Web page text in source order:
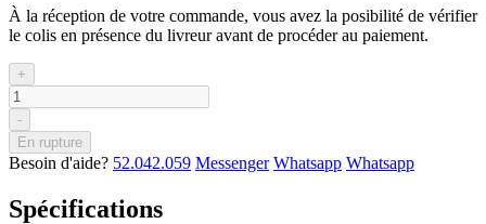
À la réception de votre commande, vous avez la posibilité de vérifier
le colis en présence du livreur avant de procéder au paiement.
+
-
En rupture
Besoin d'aide? 52.042.059 Messenger Whatsapp Whatsapp
Spécifications